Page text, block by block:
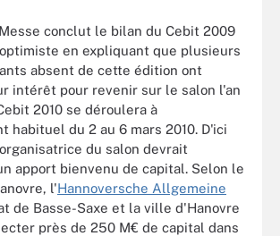
conclut le bilan du Cebit 2009
en expliquant que plusieurs
absent de cette édition ont
intérêt pour revenir sur le salon l'an
2010 se déroulera à
habituel du 2 au 6 mars 2010. D'ici
du salon devrait
apport bienvenu de capital. Selon le
l'Hannoversche Allgemeine
de Basse-Saxe et la ville d'Hanovre
près de 250 M€ de capital dans